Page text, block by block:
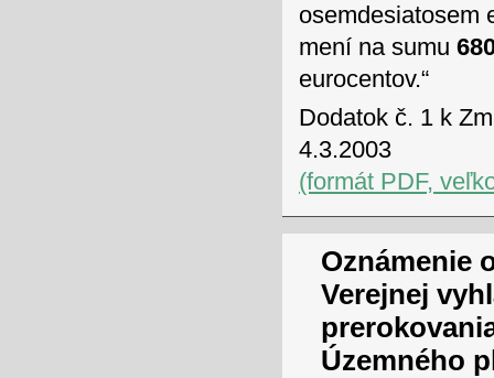
osemdesiatosem
mení na sumu
eurocentov.“
Dodatok č. 1 k
4.3.2003
(formát PDF,
Oznámenie
Verejnej
Územného